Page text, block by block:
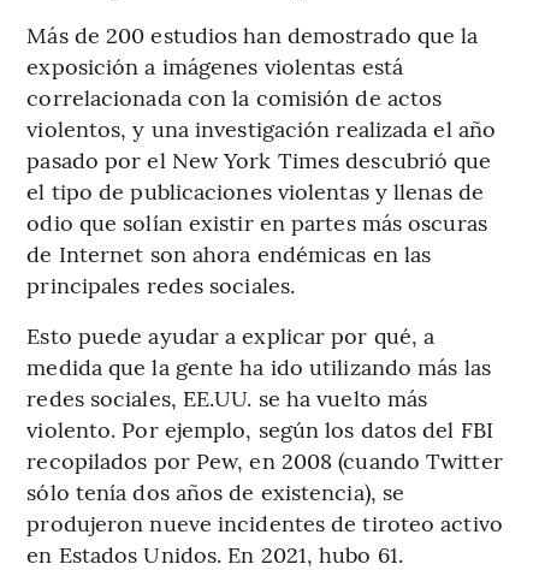
Más de 200 estudios han demostrado que la
exposición a imágenes violentas está
correlacionada con la comisión de actos
violentos, y una investigación realizada el año
pasado por el New York Times descubrió que
el tipo de publicaciones violentas y llenas de
odio que solían existir en partes más oscuras
de Internet son ahora endémicas en las
principales redes sociales.
Esto puede ayudar a explicar por qué, a
medida que la gente ha ido utilizando más las
redes sociales, EE.UU. se ha vuelto más
violento. Por ejemplo, según los datos del FBI
recopilados por Pew, en 2008 (cuando Twitter
sólo tenía dos años de existencia), se
produjeron nueve incidentes de tiroteo activo
en Estados Unidos. En 2021, hubo 61.